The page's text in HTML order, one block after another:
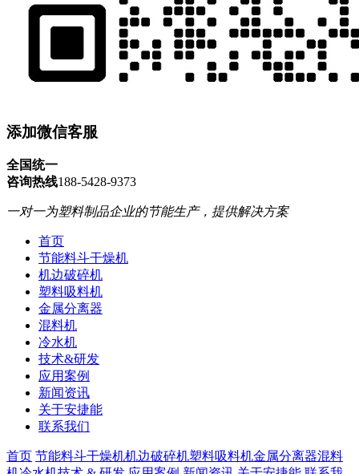
添加微信客服
全国统一
咨询热线188-5428-9373
一对一为塑料制品企业的节能生产，提供解决方案
首页
节能料斗干燥机
机边破碎机
塑料吸料机
金属分离器
混料机
冷水机
技术&研发
应用案例
新闻资讯
关于安捷能
联系我们
首页 节能料斗干燥机机边破碎机塑料吸料机金属分离器混料